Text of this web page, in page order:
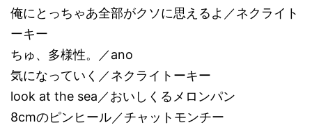
俺にとっちゃあ全部がクソに思えるよ／ネクライト
ーキー
ちゅ、多様性。／ano
気になっていく／ネクライトーキー
look at the sea／おいしくるメロンパン
8cmのピンヒール／チャットモンチー